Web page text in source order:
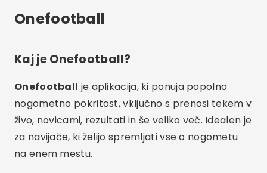
Onefootball
Kaj je Onefootball?
Onefootball je aplikacija, ki ponuja popolno
nogometno pokritost, vključno s prenosi tekem v
živo, novicami, rezultati in še veliko več. Idealen je
za navijače, ki želijo spremljati vse o nogometu
na enem mestu.